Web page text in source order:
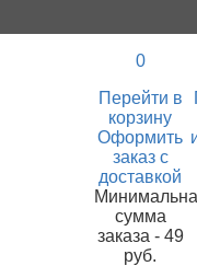
0
Перейти в
корзину
Оформить
заказ с
доставкой
сумма
заказа - 49
руб.